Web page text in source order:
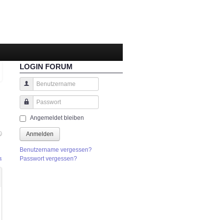
LOGIN FORUM
Benutzername
Passwort
Angemeldet bleiben
Anmelden
Benutzername vergessen?
Passwort vergessen?